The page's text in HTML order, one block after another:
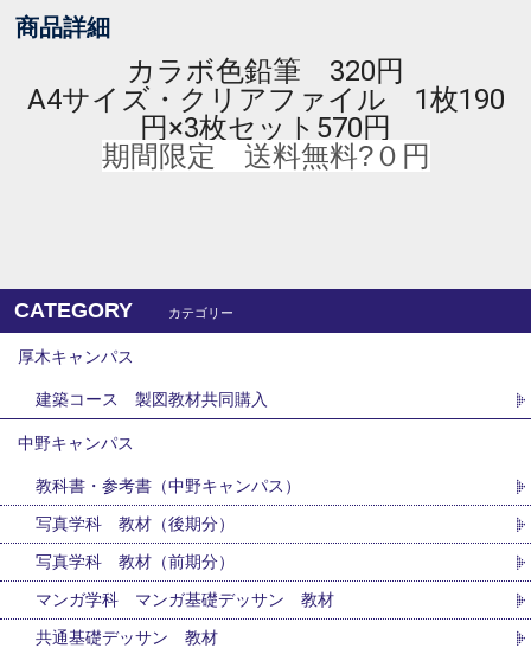
商品詳細
カラボ色鉛筆 320円
A4サイズ・クリアファイル 1枚190
円×3枚セット570円
期間限定 送料無料?０円
CATEGORY カテゴリー
厚木キャンパス
建築コース 製図教材共同購入
中野キャンパス
教科書・参考書（中野キャンパス）
写真学科 教材（後期分）
写真学科 教材（前期分）
マンガ学科 マンガ基礎デッサン 教材
共通基礎デッサン 教材